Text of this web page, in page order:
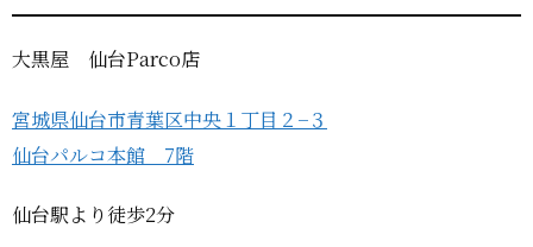
大黒屋 仙台Parco店
宮城県仙台市青葉区中央１丁目２−３
仙台パルコ本館 7階
仙台駅より徒歩2分